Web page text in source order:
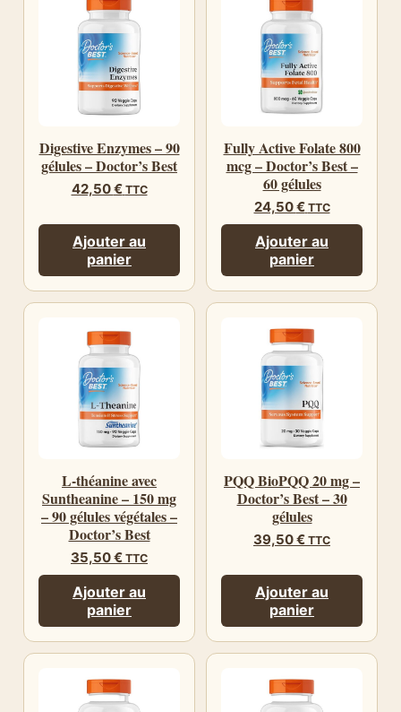
Digestive Enzymes – 90
gélules – Doctor’s Best
42,50€ TTC
Ajouter au
panier
Fully Active Folate 800
mcg – Doctor’s Best –
60 gélules
24,50€ TTC
Ajouter au
panier
L-théanine avec
Suntheanine – 150 mg
– 90 gélules végétales –
Doctor’s Best
35,50€ TTC
Ajouter au
panier
PQQ BioPQQ 20 mg –
Doctor’s Best – 30
gélules
39,50€ TTC
Ajouter au
panier